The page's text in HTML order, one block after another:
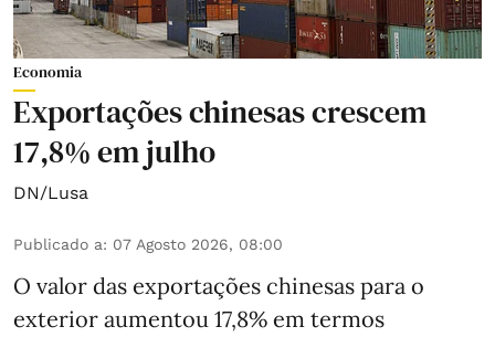
Economia
Exportações chinesas crescem
17,8% em julho
DN/Lusa
Publicado a: 07 Agosto 2026, 08:00
O valor das exportações chinesas para o
exterior aumentou 17,8% em termos